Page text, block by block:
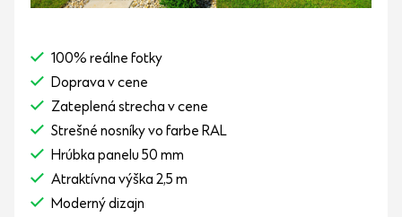
100% reálne fotky
Doprava v cene
Zateplená strecha v cene
Strešné nosníky vo farbe RAL
Hrúbka panelu 50 mm
Atraktívna výška 2,5 m
Moderný dizajn